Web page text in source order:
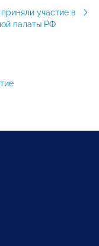
участие в
палаты РФ